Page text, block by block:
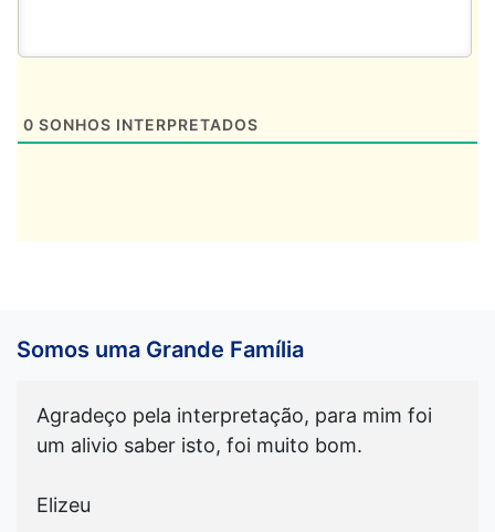
0 SONHOS INTERPRETADOS
Somos uma Grande Família
Agradeço pela interpretação, para mim foi
um alivio saber isto, foi muito bom.
Elizeu